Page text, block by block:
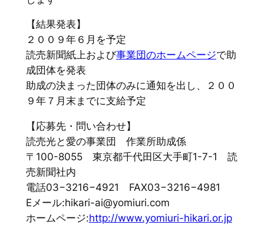
【結果発表】
２００９年６月を予定
読売新聞紙上および事業団のホームページで助
成団体を発表
助成の決まった団体のみに通知を出し、２００
９年７月末までに支給予定
【応募先・問い合わせ】
読売光と愛の事業団 作業所助成係
〒100-8055 東京都千代田区大手町1-7-1 読
売新聞社内
電話03−3216−4921 FAX03−3216−4981
Eメール:hikari-ai@yomiuri.com
ホームページ:http://www.yomiuri-hikari.or.jp